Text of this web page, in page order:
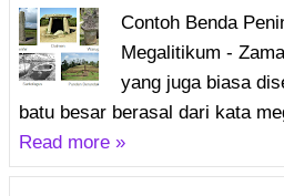
Contoh Benda
Megalitikum -
yang juga biasa
batu besar berasal dari kata
Read more »